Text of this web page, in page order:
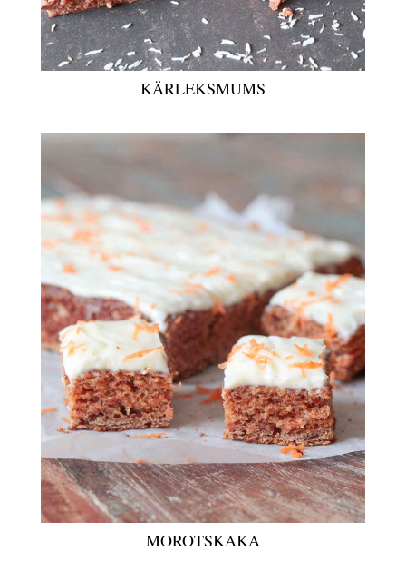
KÄRLEKSMUMS
MOROTSKAKA